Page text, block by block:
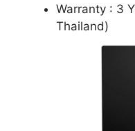
Warranty : 3
Thailand)